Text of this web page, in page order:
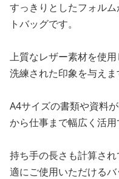
すっきりとしたフォル
トバッグです。
上質なレザー素材を使
洗練された印象を与えま
A4サイズの書類や資料
から仕事まで幅広く活用
持ち手の長さも計算さ
適にご使用いただけるバ